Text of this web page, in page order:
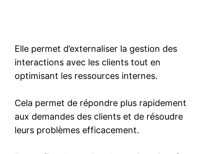
Elle permet d’externaliser la gestion des
interactions avec les clients tout en
optimisant les ressources internes.
Cela permet de répondre plus rapidement
aux demandes des clients et de résoudre
leurs problèmes efficacement.